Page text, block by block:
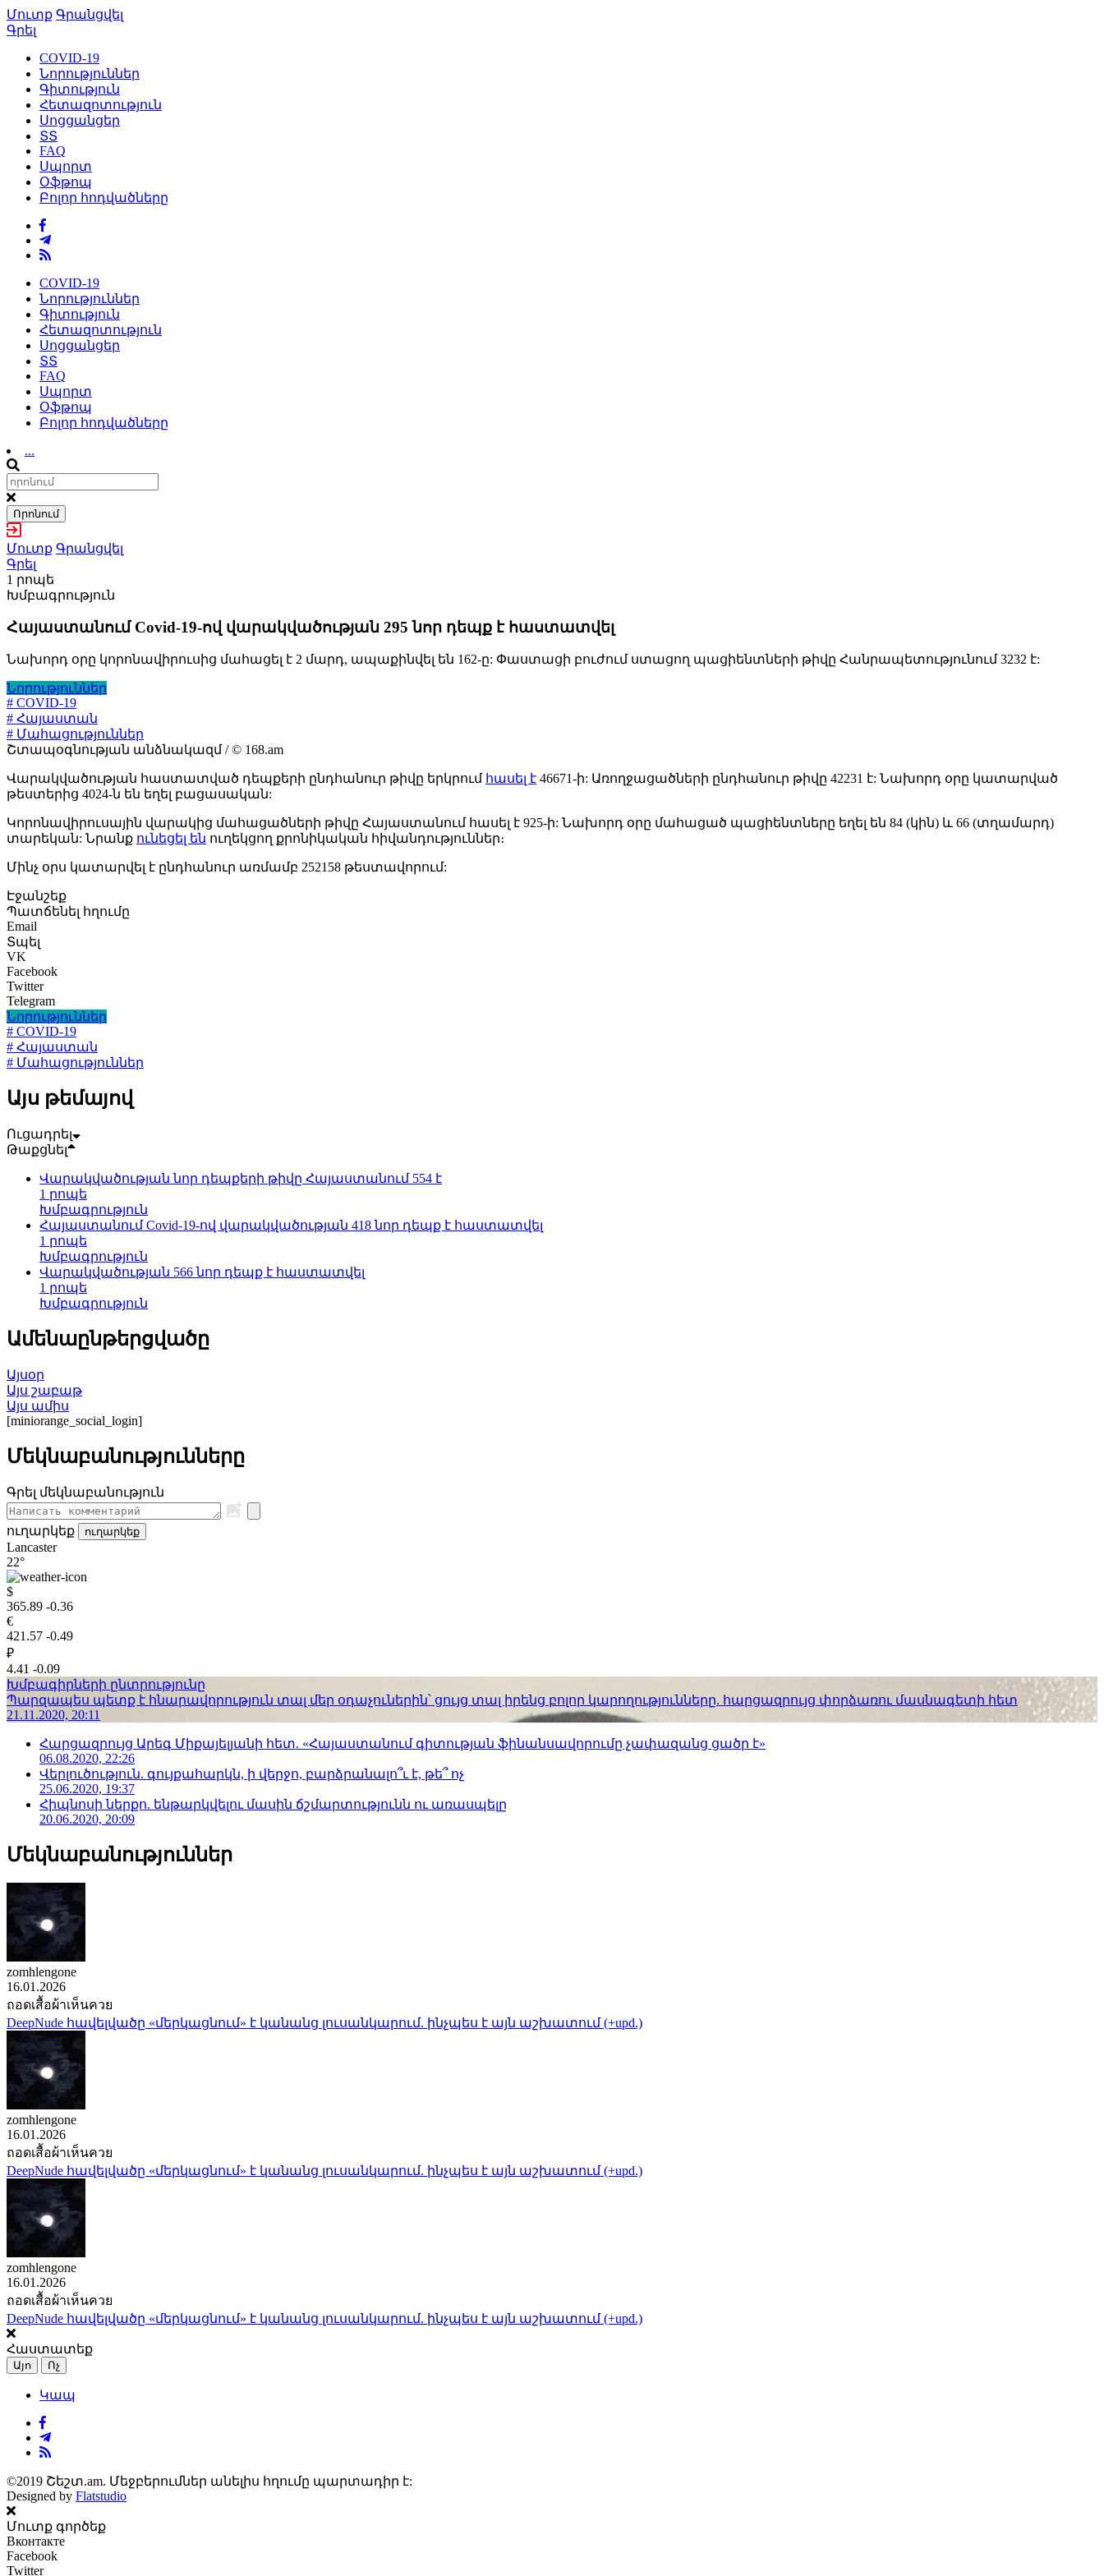
Մուտք Գրանցվել
Գրել
COVID-19
Նորություններ
Գիտություն
Հետազոտություն
Սոցցանցեր
ՏՏ
FAQ
Սպորտ
Օֆթոպ
Բոլոր հոդվածները
COVID-19
Նորություններ
Գիտություն
Հետազոտություն
Սոցցանցեր
ՏՏ
FAQ
Սպորտ
Օֆթոպ
Բոլոր հոդվածները
...
Որոնում
Մուտք Գրանցվել
Գրել
1 րոպե
Խմբագրություն
Հայաստանում Covid-19-ով վարակվածության 295 նոր դեպք է հաստատվել
Նախորդ օրը կորոնավիրուսից մահացել է 2 մարդ, ապաքինվել են 162-ը: Փաստացի բուժում ստացող պացիենտների թիվը Հանրապետությունում 3232 է:
Նորություններ
# COVID-19
# Հայաստան
# Մահացություններ
Շտապօգնության անձնակազմ / © 168.am
Վարակվածության հաստատված դեպքերի ընդհանուր թիվը երկրում հասել է 46671-ի: Առողջացածների ընդհանուր թիվը 42231 է: Նախորդ օրը կատարված
թեստերից 4024-ն են եղել բացասական:
Կորոնավիրուսային վարակից մահացածների թիվը Հայաստանում հասել է 925-ի: Նախորդ օրը մահացած պացիենտները եղել են 84 (կին) և 66 (տղամարդ)
տարեկան: Նրանք ունեցել են ուղեկցող քրոնիկական հիվանդություններ։
Մինչ օրս կատարվել է ընդհանուր առմամբ 252158 թեստավորում:
Էջանշեք
Պատճենել հղումը
Email
Տպել
VK
Facebook
Twitter
Telegram
Նորություններ
# COVID-19
# Հայաստան
# Մահացություններ
Այս թեմայով
Ուցադրել
Թաքցնել
Վարակվածության նոր դեպքերի թիվը Հայաստանում 554 է
1 րոպե
Խմբագրություն
Հայաստանում Covid-19-ով վարակվածության 418 նոր դեպք է հաստատվել
1 րոպե
Խմբագրություն
Վարակվածության 566 նոր դեպք է հաստատվել
1 րոպե
Խմբագրություն
Ամենաընթերցվածը
Այսօր
Այս շաբաթ
Այս ամիս
[miniorange_social_login]
Մեկնաբանությունները
Գրել մեկնաբանություն
ուղարկեք ուղարկեք
Lancaster
22°
$
365.89 -0.36
€
421.57 -0.49
₽
4.41 -0.09
Խմբագիրների ընտրությունը
Պարզապես պետք է հնարավորություն տալ մեր օդաչուներին՝ ցույց տալ իրենց բոլոր կարողությունները. հարցազրույց փորձառու մասնագետի հետ
21.11.2020, 20:11
Հարցազրույց Արեգ Միքայելյանի հետ. «Հայաստանում գիտության ֆինանսավորումը չափազանց ցածր է»
06.08.2020, 22:26
Վերլուծություն. գույքահարկն, ի վերջո, բարձրանալո՞ւ է, թե՞ ոչ
25.06.2020, 19:37
Հիպնոսի ներքո. ենթարկվելու մասին ճշմարտությունն ու առասպելը
20.06.2020, 20:09
Մեկնաբանություններ
zomhlengone
16.01.2026
ถอดเสื้อผ้าเห็นควย
DeepNude հավելվածը «մերկացնում» է կանանց լուսանկարում. ինչպես է այն աշխատում (+upd.)
zomhlengone
16.01.2026
ถอดเสื้อผ้าเห็นควย
DeepNude հավելվածը «մերկացնում» է կանանց լուսանկարում. ինչպես է այն աշխատում (+upd.)
zomhlengone
16.01.2026
ถอดเสื้อผ้าเห็นควย
DeepNude հավելվածը «մերկացնում» է կանանց լուսանկարում. ինչպես է այն աշխատում (+upd.)
Հաստատեք
Այո Ոչ
Կապ
©2019 Շեշտ.am. Մեջբերումներ անելիս հղումը պարտադիր է:
Designed by Flatstudio
Մուտք գործեք
Вконтакте
Facebook
Twitter